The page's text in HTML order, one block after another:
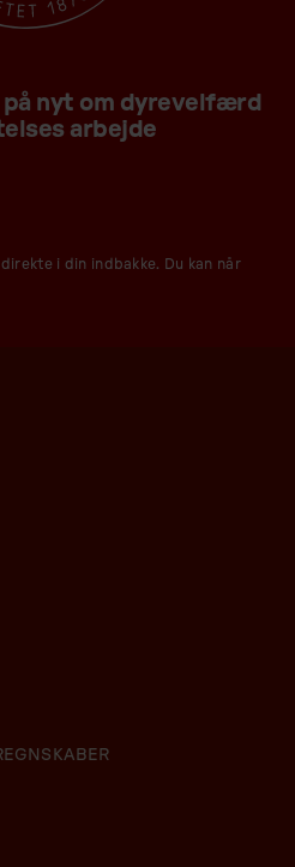
nyt om dyrevelfærd
arbejde
i din indbakke. Du kan når